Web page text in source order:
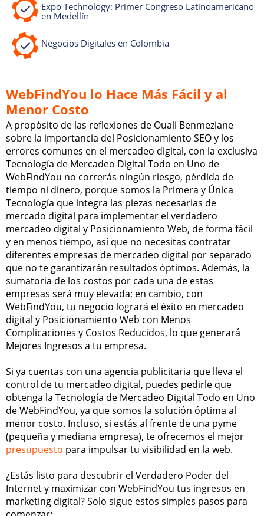
Expo Technology: Primer Congreso Latinoamericano
en Medellín
Negocios Digitales en Colombia
WebFindYou lo Hace Más Fácil y al
Menor Costo
A propósito de las reflexiones de Ouali Benmeziane
sobre la importancia del Posicionamiento SEO y los
errores comunes en el mercadeo digital, con la exclusiva
Tecnología de Mercadeo Digital Todo en Uno de
WebFindYou no correrás ningún riesgo, pérdida de
tiempo ni dinero, porque somos la Primera y Única
Tecnología que integra las piezas necesarias de
mercado digital para implementar el verdadero
mercadeo digital y Posicionamiento Web, de forma fácil
y en menos tiempo, así que no necesitas contratar
diferentes empresas de mercadeo digital por separado
que no te garantizarán resultados óptimos. Además, la
sumatoria de los costos por cada una de estas
empresas será muy elevada; en cambio, con
WebFindYou, tu negocio logrará el éxito en mercadeo
digital y Posicionamiento Web con Menos
Complicaciones y Costos Reducidos, lo que generará
Mejores Ingresos a tu empresa.
Si ya cuentas con una agencia publicitaria que lleva el
control de tu mercadeo digital, puedes pedirle que
obtenga la Tecnología de Mercadeo Digital Todo en Uno
de WebFindYou, ya que somos la solución óptima al
menor costo. Incluso, si estás al frente de una pyme
(pequeña y mediana empresa), te ofrecemos el mejor
presupuesto para impulsar tu visibilidad en la web.
¿Estás listo para descubrir el Verdadero Poder del
Internet y maximizar con WebFindYou tus ingresos en
marketing digital? Solo sigue estos simples pasos para